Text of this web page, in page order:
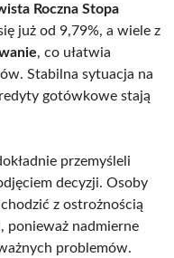
Roczna Stopa
już od 9,79%, a wiele z
, co ułatwia
Stabilna sytuacja na
gotówkowe stają
przemyśleli
decyzji. Osoby
z ostrożnością
ponieważ nadmierne
problemów.